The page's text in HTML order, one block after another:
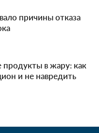
причины отказа
в жару: как
и не навредить